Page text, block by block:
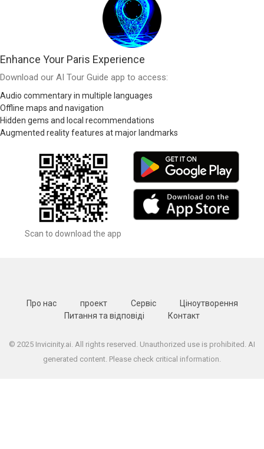
Enhance Your Paris Experience
Download our AI Tour Guide app to access:
Audio commentary in multiple languages
Offline maps and navigation
Hidden gems and local recommendations
Augmented reality features at major landmarks
Scan to download the app
Про нас проект Сервіс
Ціноутворення
Питання та відповіді
Контакт
© 2025 Invicinity.ai. All rights reserved. Unauthorized use is prohibited. AI
generated content. Please check critical information.